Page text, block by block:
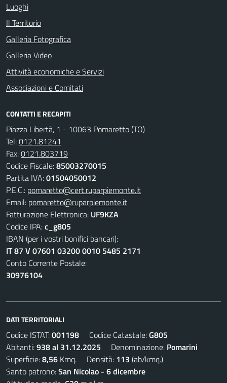
Luoghi
Il Territorio
Galleria Fotografica
Galleria Video
Attività economiche e Servizi
Associazioni e Comitati
CONTATTI E RECAPITI
Piazza Libertà, 1 - 10063 Pomaretto (TO)
Tel:0121.81241
Fax:0121.803719
Codice Fiscale:85003270015
Partita IVA:01504050012
P.E.C.: pomaretto@cert.ruparpiemonte.it
Email: pomaretto@ruparpiemonte.it
Fatturazione Elettronica: UF9KZA
Codice IPA:c_g805
IBAN (per i vostri bonifici bancari):
IT 87 V 07601 03200 0010 5485 2171
Conto Corrente Postale:
30976104
DATI TERRITORIALI
Codice ISTAT:001198 Codice Catastale:G805
Abitanti:938 al 31.12.2025 Denominazione: Pomarini
Superficie:8,56 Kmq. Densità: 113 (ab/kmq.)
Santo patrono:San Nicolao - 6 dicembre